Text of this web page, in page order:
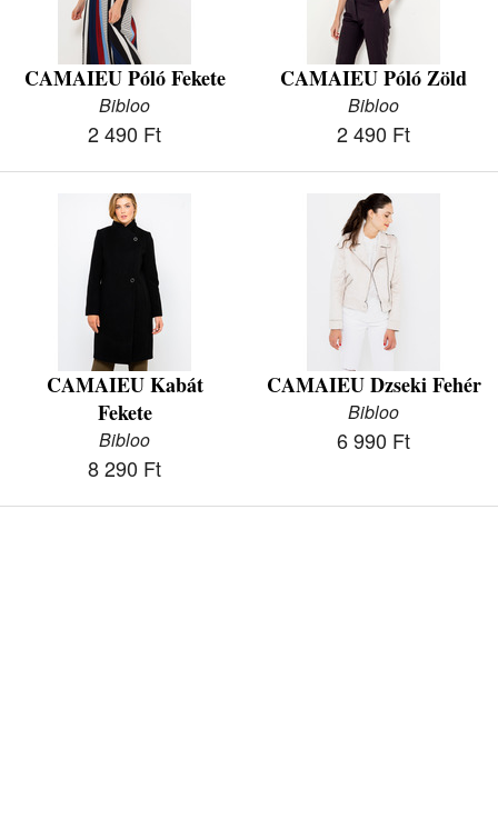
CAMAIEU Póló Fekete
Bibloo
2 490 Ft
CAMAIEU Póló Zöld
Bibloo
2 490 Ft
CAMAIEU Kabát
Fekete
Bibloo
8 290 Ft
CAMAIEU Dzseki Fehér
Bibloo
6 990 Ft